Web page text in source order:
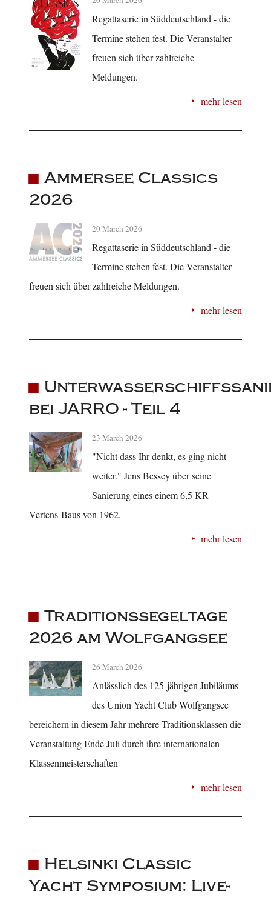
Regattaserie in Süddeutschland - die
Termine stehen fest. Die Veranstalter
freuen sich über zahlreiche
Meldungen.
mehr lesen
Ammersee Classics
2026
20 March 2026
Regattaserie in Süddeutschland - die
Termine stehen fest. Die Veranstalter
freuen sich über zahlreiche Meldungen.
mehr lesen
bei JARRO - Teil 4
23 March 2026
"Nicht dass Ihr denkt, es ging nicht
weiter." Jens Bessey über seine
Sanierung eines einem 6,5 KR
Vertens-Baus von 1962.
mehr lesen
Traditionssegeltage
2026 am Wolfgangsee
26 March 2026
Anlässlich des 125-jährigen Jubiläums
des Union Yacht Club Wolfgangsee
bereichern in diesem Jahr mehrere Traditionsklassen die
Veranstaltung Ende Juli durch ihre internationalen
Klassenmeisterschaften
mehr lesen
Helsinki Classic
Yacht Symposium: Live-